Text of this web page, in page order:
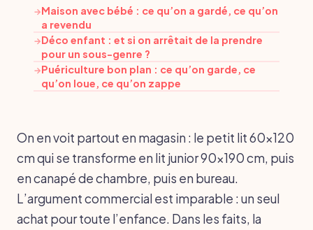
→Maison avec bébé : ce qu’on a gardé, ce qu’on
a revendu
→Déco enfant : et si on arrêtait de la prendre
pour un sous-genre ?
→Puériculture bon plan : ce qu’on garde, ce
qu’on loue, ce qu’on zappe
On en voit partout en magasin : le petit lit 60x120
cm qui se transforme en lit junior 90x190 cm, puis
en canapé de chambre, puis en bureau.
L’argument commercial est imparable : un seul
achat pour toute l’enfance. Dans les faits, la